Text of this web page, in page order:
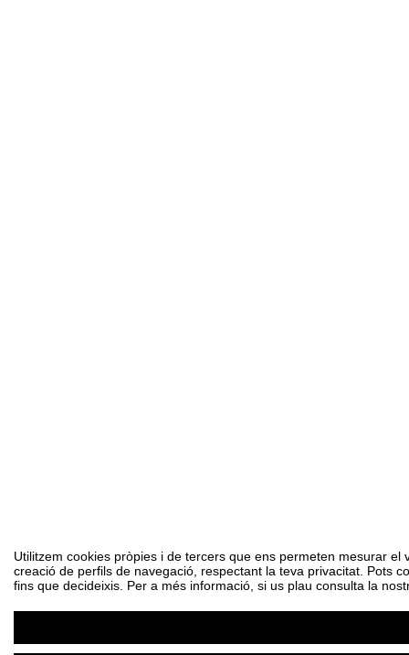
Utilitzem cookies pròpies i de tercers que ens permeten mesurar
creació de perfils de navegació, respectant la teva privacitat. Pots
fins que decideixis. Per a més informació, si us plau consulta la